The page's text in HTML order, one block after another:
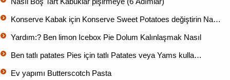
Konserve Kabak için Konserve Sweet Potatoes değiştirin Na…
Yardım:? Ben limon Icebox Pie Dolum Kalınlaşmak Nasıl
Ben tatlı patates Pies için tatlı Patates veya Yams kulla…
Ev yapımı Butterscotch Pasta